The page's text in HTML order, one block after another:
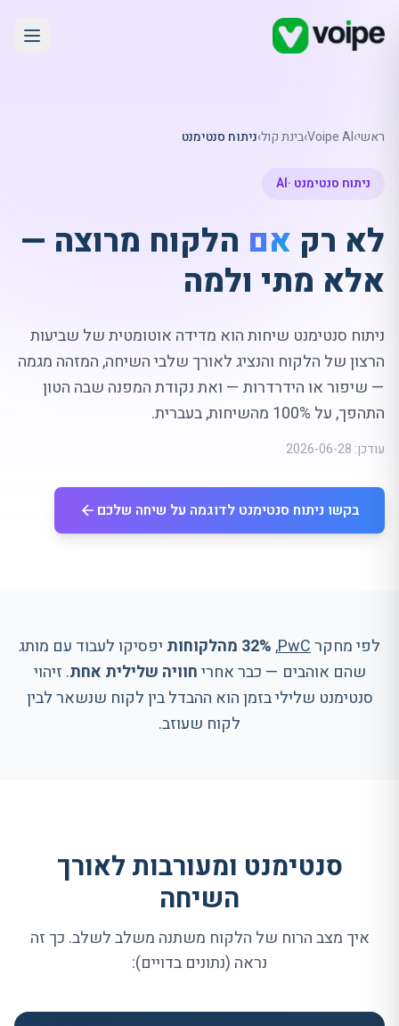
ראשי›
Voipe AI
›בינת קול›ניתוח סנטימנט
ניתוח סנטימנט ·AI
לא רק אם הלקוח מרוצה —
אלא מתי ולמה
ניתוח סנטימנט שיחות הוא מדידה אוטומטית של שביעות
הרצון של הלקוח והנציג לאורך שלבי השיחה, המזהה מגמה
— שיפור או הידרדרות — ואת נקודת המפנה שבה הטון
התהפך, על 100% מהשיחות, בעברית.
עודכן: 2026-06-28
בקשו ניתוח סנטימנט לדוגמה על שיחה שלכם
לפי מחקרPwC
,32% מהלקוחות
יפסיקו לעבוד עם מותג
שהם אוהבים — כבר אחריחוויה שלילית אחת. זיהוי
סנטימנט שלילי בזמן הוא ההבדל בין לקוח שנשאר לבין
לקוח שעוזב.
סנטימנט ומעורבות לאורך
השיחה
איך מצב הרוח של הלקוח משתנה משלב לשלב. כך זה
נראה (נתונים בדויים):